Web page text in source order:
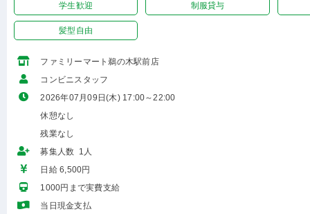
学生歓迎 制服貸与
髪型自由
ファミリーマート鵜の木駅前店
コンビニスタッフ
2026年07月09日(木) 17:00～22:00
休憩なし
残業なし
募集人数 1人
日給 6,500円
1000円まで実費支給
当日現金支払